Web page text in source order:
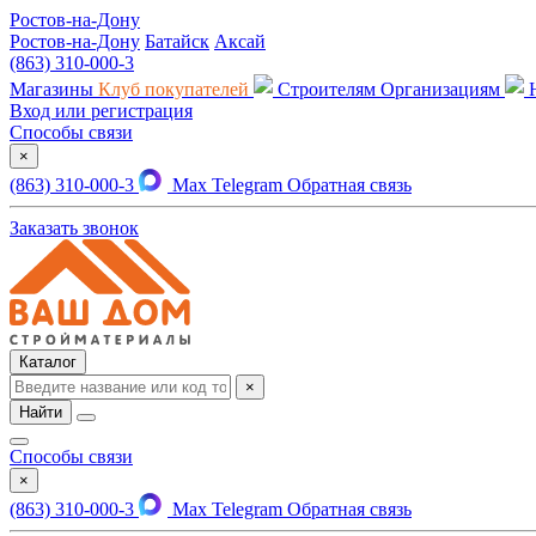
Ростов-на-Дону
Ростов-на-Дону Батайск Аксай
(863) 310-000-3
Магазины Клуб покупателей Строителям Организациям
Вход или регистрация
Способы связи
×
(863) 310-000-3 Max Telegram Обратная связь
Заказать звонок
Каталог
×
Найти
Способы связи
×
(863) 310-000-3 Max Telegram Обратная связь